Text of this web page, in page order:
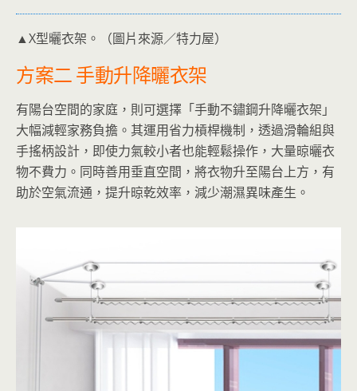
▲X型曬衣架。（圖片來源／特力屋）
方案二 手動升降曬衣架
有陽台空間的家庭，則可選擇「手動不鏽鋼升降曬衣架」
大幅減輕家務負擔。其運用省力槓桿機制，透過滑輪組與
手搖柄設計，即使力氣較小者也能輕鬆操作，大量晾曬衣
物不費力。同時善用垂直空間，將衣物升至陽台上方，有
助於空氣流通，提升晾乾效率，減少潮濕異味產生。